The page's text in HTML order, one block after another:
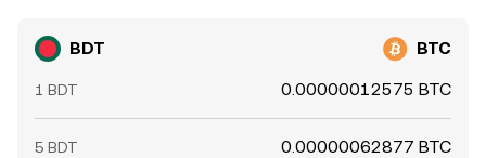
BDT BTC
1 BDT 0.00000012575 BTC
5 BDT 0.00000062877 BTC